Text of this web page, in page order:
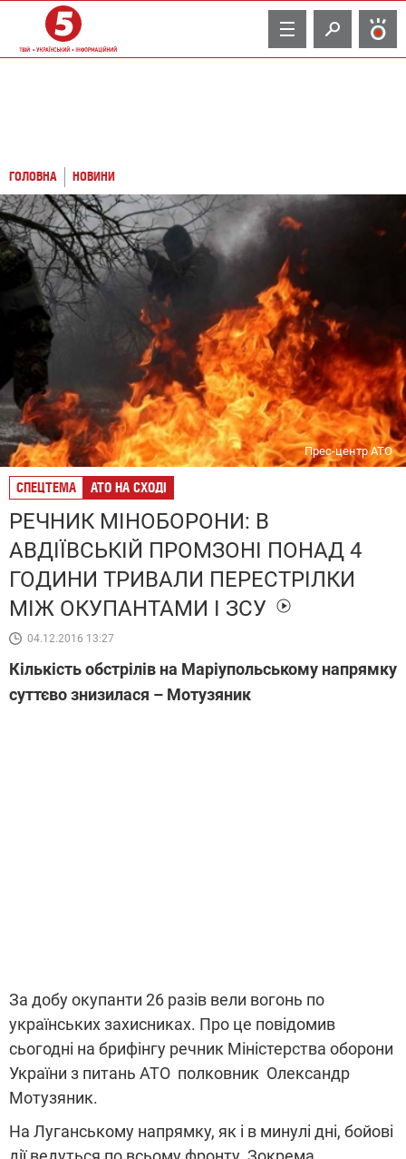
TV
ГОЛОВНА НОВИНИ
Прес-центр АТО
СПЕЦТЕМА АТО НА СХОДІ
РЕЧНИК МІНОБОРОНИ: В
АВДІЇВСЬКІЙ ПРОМЗОНІ ПОНАД 4
ГОДИНИ ТРИВАЛИ ПЕРЕСТРІЛКИ
МІЖ ОКУПАНТАМИ І ЗСУ
04.12.2016 13:27
Кількість обстрілів на Маріупольському напрямку
суттєво знизилася – Мотузяник
За добу окупанти 26 разів вели вогонь по
українських захисниках. Про це повідомив
сьогодні на брифінгу речник Міністерства оборони
України з питань АТО полковник Олександр
Мотузяник.
На Луганському напрямку, як і в минулі дні, бойові